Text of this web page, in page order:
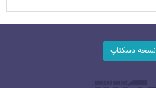
نسخه دسکتاپ